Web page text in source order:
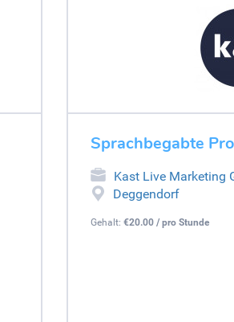
Sprachbegabte
Kast Live Marketing
Deggendorf
Gehalt: €20.00 / pro Stunde